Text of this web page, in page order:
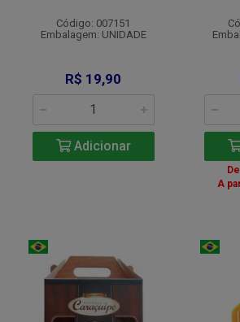
Código: 007151
Embalagem: UNIDADE
R$ 19,90
Adicionar
A